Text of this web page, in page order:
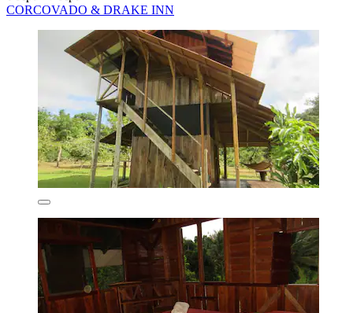
CORCOVADO & DRAKE INN